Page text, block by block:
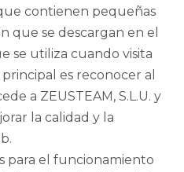
contienen pequeñas
que se descargan en el
se utiliza cuando visita
es reconocer al
a ZEUSTEAM, S.L.U. y
la calidad y la
para el funcionamiento